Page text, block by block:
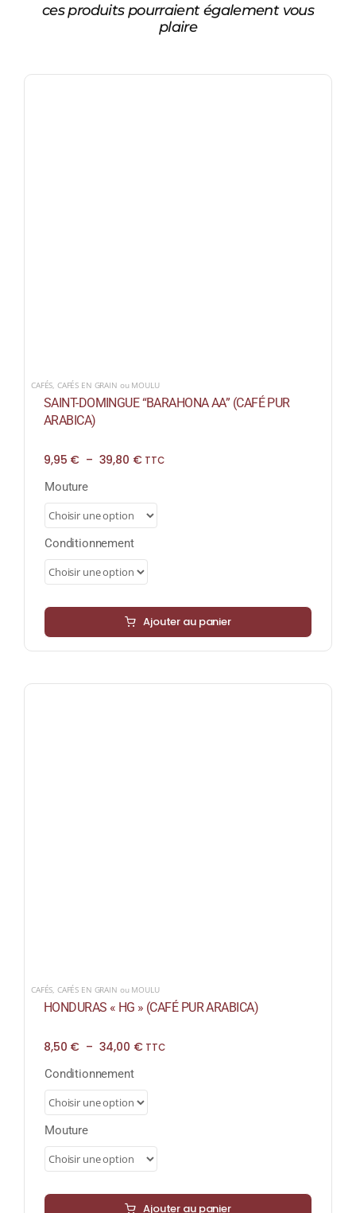
ces produits pourraient également vous
plaire
CAFÉS CAFÉS EN GRAIN ou MOULU
SAINT-DOMINGUE “BARAHONA AA” (CAFÉ PUR
ARABICA)
9,95 € – 39,80 €Plage
à
39,80 €
TTC
Mouture
Conditionnement
Ajouter au panier
CAFÉS, CAFÉS EN GRAIN ou MOULU
HONDURAS « HG » (CAFÉ PUR ARABICA)
8,50 € – 34,00 €Plage
à
34,00 €
TTC
Conditionnement
Mouture
Ajouter au panier